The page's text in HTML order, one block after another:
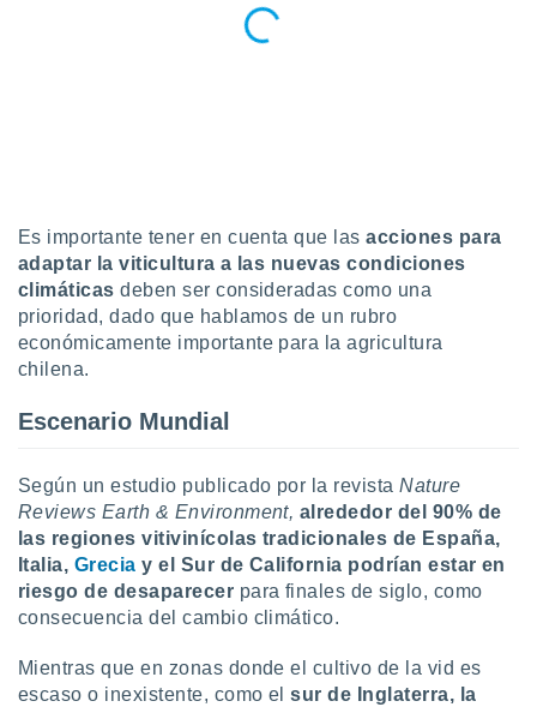
Es importante tener en cuenta que lasacciones para
adaptar la viticultura a las nuevas condiciones
climáticasdeben ser consideradas como una
prioridad, dado que hablamos de un rubro
económicamente importante para la agricultura
chilena.
Escenario Mundial
Según un estudio publicado por la revistaNature
Reviews Earth & Environment, alrededor del 90% de
las regiones vitivinícolas tradicionales de España,
Italia, Grecia y el Sur de California podrían estar en
riesgo de desaparecer para finales de siglo, como
consecuencia del cambio climático.
Mientras que en zonas donde el cultivo de la vid es
escaso o inexistente, como elsur de Inglaterra, la